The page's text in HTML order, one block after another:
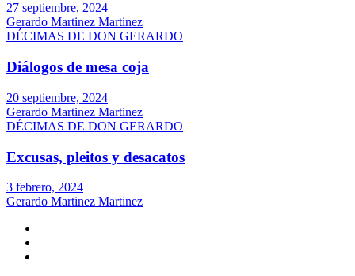
27 septiembre, 2024
Gerardo Martinez Martinez
DÉCIMAS DE DON GERARDO
Diálogos de mesa coja
20 septiembre, 2024
Gerardo Martinez Martinez
DÉCIMAS DE DON GERARDO
Excusas, pleitos y desacatos
3 febrero, 2024
Gerardo Martinez Martinez